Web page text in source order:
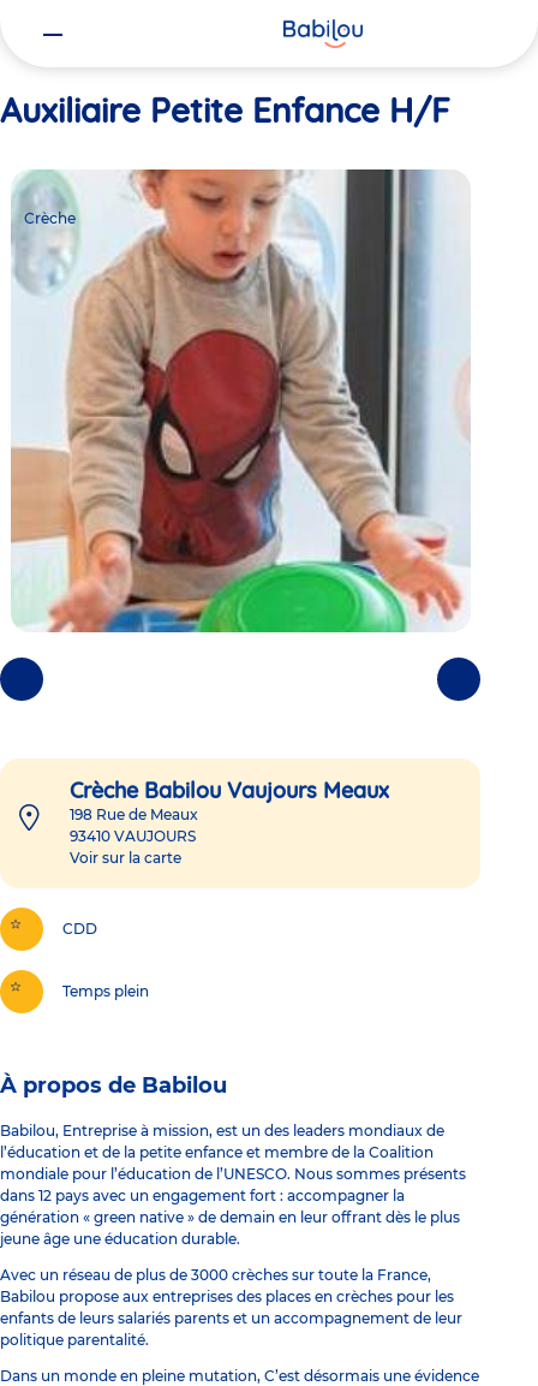
Auxiliaire Petite Enfance H/F
Crèche
Babilou
Vaujours
Meaux
Crèche
Photos
précédentes
Photos
suivantes
Crèche Babilou Vaujours Meaux
198 Rue de Meaux
93410 VAUJOURS
Voir sur la carte
CDD
Temps plein
À propos de Babilou
Babilou, Entreprise à mission, est un des leaders mondiaux de
l’éducation et de la petite enfance et membre de la Coalition
mondiale pour l’éducation de l’UNESCO. Nous sommes présents
dans 12 pays avec un engagement fort : accompagner la
génération « green native » de demain en leur offrant dès le plus
jeune âge une éducation durable.
Avec un réseau de plus de 3000 crèches sur toute la France,
Babilou propose aux entreprises des places en crèches pour les
enfants de leurs salariés parents et un accompagnement de leur
politique parentalité.
Dans un monde en pleine mutation, C’est désormais une évidence